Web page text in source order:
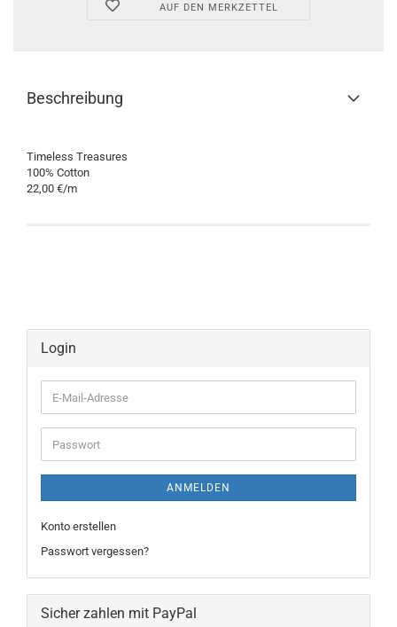
AUF DEN MERKZETTEL
Beschreibung
Timeless Treasures
100% Cotton
22,00 €/m
Login
E-
Mail-
Adresse
Passwort
ANMELDEN
Konto erstellen
Passwort vergessen?
Sicher zahlen mit PayPal